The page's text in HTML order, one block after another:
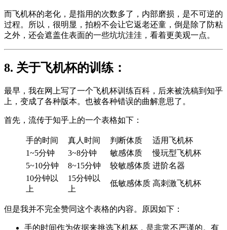
而飞机杯的老化，是指用的次数多了，内部磨损，是不可逆的
过程。所以，很明显，拍粉不会让它返老还童，倒是除了防粘
之外，还会遮盖住表面的一些坑坑洼洼，看着更美观一点。
8. 关于飞机杯的训练：
最早，我在网上写了一个飞机杯训练百科，后来被洗稿到知乎
上，变成了各种版本。也被各种错误的曲解意思了。
首先，流传于知乎上的一个表格如下：
手的时间 真人时间 判断体质
适用飞机杯
1~5分钟
3~8分钟 敏感体质
慢玩型飞机杯
5~10分钟
8~15分钟 较敏感体质 进阶名器
10分钟以
上
15分钟以
上
低敏感体质 高刺激飞机杯
但是我并不完全赞同这个表格的内容。原因如下：
手的时间作为依据来挑选飞机杯，是非常不严谨的。有